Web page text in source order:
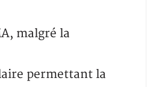
malgré la
permettant la